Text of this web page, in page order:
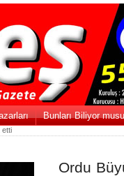
Bunları Biliyor
etti
Ordu